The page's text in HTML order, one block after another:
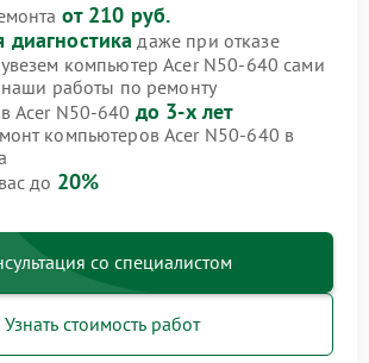
от 210 руб.
диагностика даже при отказе
компьютер Acer N50-640 сами
наши работы по ремонту
Acer N50-640 до 3-х лет
компьютеров Acer N50-640 в
до 20%
со специалистом
Узнать стоимость работ